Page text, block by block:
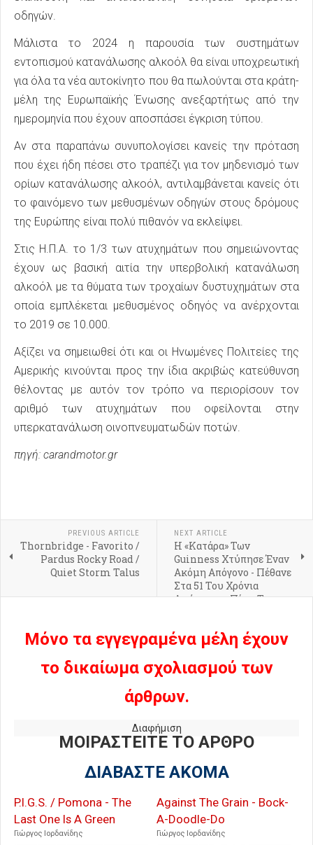
οδηγών.
Μάλιστα το 2024 η παρουσία των συστημάτων
εντοπισμού κατανάλωσης αλκοόλ θα είναι υποχρεωτική
για όλα τα νέα αυτοκίνητο που θα πωλούνται στα κράτη-
μέλη της Ευρωπαϊκής Ένωσης ανεξαρτήτως από την
ημερομηνία που έχουν αποσπάσει έγκριση τύπου.
Αν στα παραπάνω συνυπολογίσει κανείς την πρόταση
που έχει ήδη πέσει στο τραπέζι για τον μηδενισμό των
ορίων κατανάλωσης αλκοόλ, αντιλαμβάνεται κανείς ότι
το φαινόμενο των μεθυσμένων οδηγών στους δρόμους
της Ευρώπης είναι πολύ πιθανόν να εκλείψει.
Στις Η.Π.Α. το 1/3 των ατυχημάτων που σημειώνοντας
έχουν ως βασική αιτία την υπερβολική κατανάλωση
αλκοόλ με τα θύματα των τροχαίων δυστυχημάτων στα
οποία εμπλέκεται μεθυσμένος οδηγός να ανέρχονται
το 2019 σε 10.000.
Αξίζει να σημειωθεί ότι και οι Ηνωμένες Πολιτείες της
Αμερικής κινούνται προς την ίδια ακριβώς κατεύθυνση
θέλοντας με αυτόν τον τρόπο να περιορίσουν τον
αριθμό των ατυχημάτων που οφείλονται στην
υπερκατανάλωση οινοπνευματωδών ποτών.
πηγή: carandmotor.gr
PREVIOUS ARTICLE
Thornbridge - Favorito /
Pardus Rocky Road /
Quiet Storm Talus
NEXT ARTICLE
Η «Κατάρα» Των
Guinness Χτύπησε Έναν
Ακόμη Απόγονο - Πέθανε
Στα 51 Του Χρόνια
Αφήνοντας Πίσω Του
Μόνο τα εγγεγραμένα μέλη έχουν
το δικαίωμα σχολιασμού των
άρθρων.
Διαφήμιση
ΜΟΙΡΑΣΤΕΙΤΕ ΤΟ ΑΡΘΡΟ
ΔΙΑΒΑΣΤΕ ΑΚΟΜΑ
P.I.G.S. / Pomona - The
Last One Is A Green
Γιώργος Ιορδανίδης
Against The Grain - Bock-
A-Doodle-Do
Γιώργος Ιορδανίδης